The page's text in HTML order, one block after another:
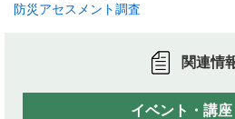
防災アセスメント調査
関連情
イベント・講